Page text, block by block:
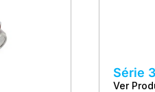
Série
Ver